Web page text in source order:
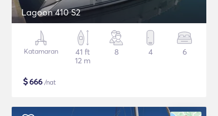
Lagoon 410 S2
Katamaran
41 ft
12 m
8 4 6
$666 /nat